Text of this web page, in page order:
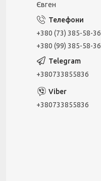
Євген
+380 (73) 385-58-36
+380 (99) 385-58-36
+380733855836
+380733855836